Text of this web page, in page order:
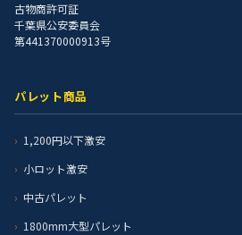
古物商許可証
千葉県公安委員会
第441370000913号
パレット商品
1,200円以下激安
小ロット激安
中古パレット
1800mm大型パレット